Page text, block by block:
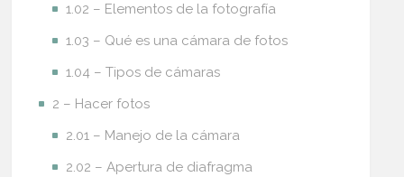
1.02 – Elementos de la fotografía
1.03 – Qué es una cámara de fotos
1.04 – Tipos de cámaras
2 – Hacer fotos
2.01 – Manejo de la cámara
2.02 – Apertura de diafragma